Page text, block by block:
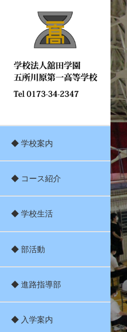
◆ 学校案内
◆ コース紹介
◆ 学校生活
◆ 部活動
◆ 進路指導部
◆ 入学案内